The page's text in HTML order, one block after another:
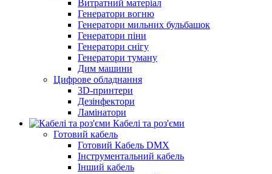
Витратний матеріал
Генератори вогню
Генератори мильних бульбашок
Генератори піни
Генератори снігу
Генератори туману
Дим машини
Цифрове обладнання
3D-принтери
Дезінфектори
Ламінатори
Кабелі та роз'єми
Готовий кабель
Готовий Кабель DMX
Інструментальний кабель
Інший кабель